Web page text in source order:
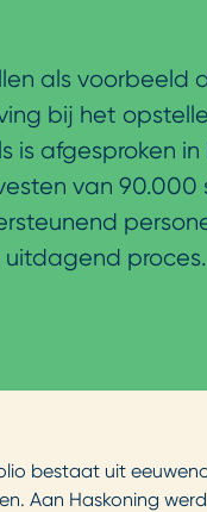
als voorbeeld
bij het
is afgesproken
van
proces.
bestaat uit
Aan Haskoning